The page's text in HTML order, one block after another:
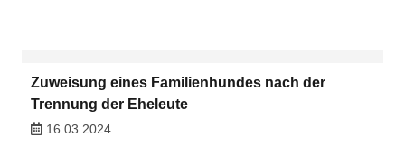
Zuweisung eines Familienhundes nach der
Trennung der Eheleute
16.03.2024